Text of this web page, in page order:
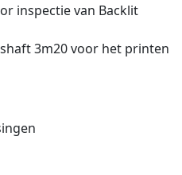
inspectie van Backlit
3m20 voor het printen